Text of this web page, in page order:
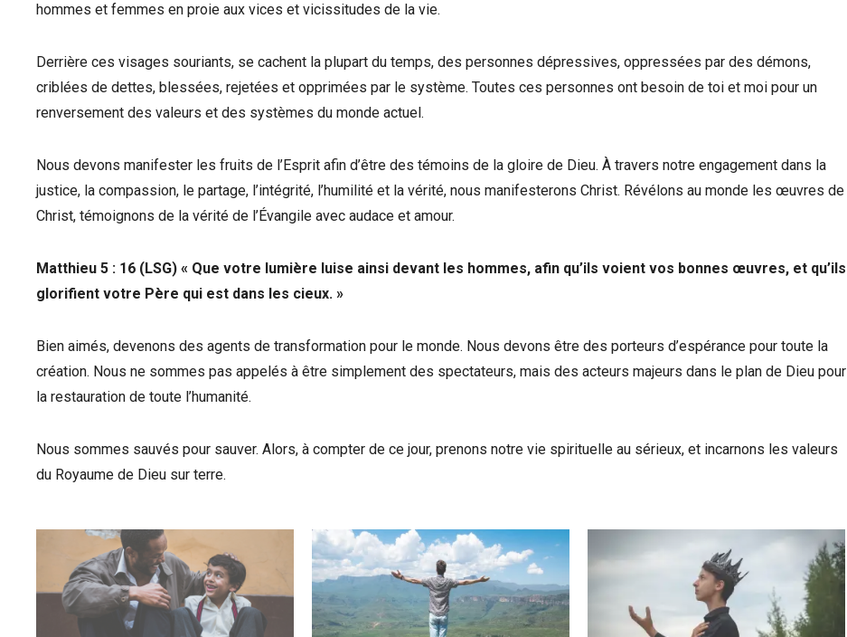
hommes et femmes en proie aux vices et vicissitudes de la vie.
Derrière ces visages souriants, se cachent la plupart du temps, des personnes dépressives, oppressées par des démons,
criblées de dettes, blessées, rejetées et opprimées par le système. Toutes ces personnes ont besoin de toi et moi pour un
renversement des valeurs et des systèmes du monde actuel.
Nous devons manifester les fruits de l’Esprit afin d’être des témoins de la gloire de Dieu. À travers notre engagement dans la
justice, la compassion, le partage, l’intégrité, l’humilité et la vérité, nous manifesterons Christ. Révélons au monde les œuvres de
Christ, témoignons de la vérité de l’Évangile avec audace et amour.
Matthieu 5 : 16 (LSG) « Que votre lumière luise ainsi devant les hommes, afin qu’ils voient vos bonnes œuvres, et qu’ils
glorifient votre Père qui est dans les cieux. »
Bien aimés, devenons des agents de transformation pour le monde. Nous devons être des porteurs d’espérance pour toute la
création. Nous ne sommes pas appelés à être simplement des spectateurs, mais des acteurs majeurs dans le plan de Dieu pour
la restauration de toute l’humanité.
Nous sommes sauvés pour sauver. Alors, à compter de ce jour, prenons notre vie spirituelle au sérieux, et incarnons les valeurs
du Royaume de Dieu sur terre.